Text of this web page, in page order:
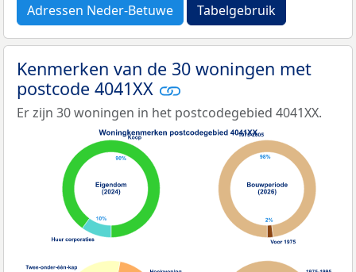
Adressen Neder-Betuwe Tabelgebruik
Kenmerken van de 30 woningen met
postcode 4041XX
Er zijn 30 woningen in het postcodegebied 4041XX.